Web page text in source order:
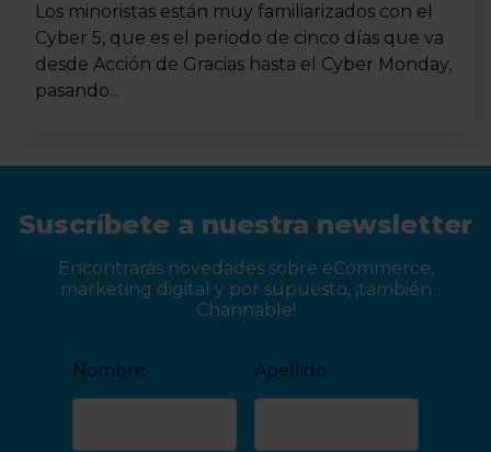
Los minoristas están muy familiarizados con el
Cyber 5, que es el periodo de cinco días que va
desde Acción de Gracias hasta el Cyber Monday,
pasando...
Suscríbete a nuestra newsletter
Encontrarás novedades sobre eCommerce,
marketing digital y por supuesto, ¡también
Channable!
Nombre Apellido